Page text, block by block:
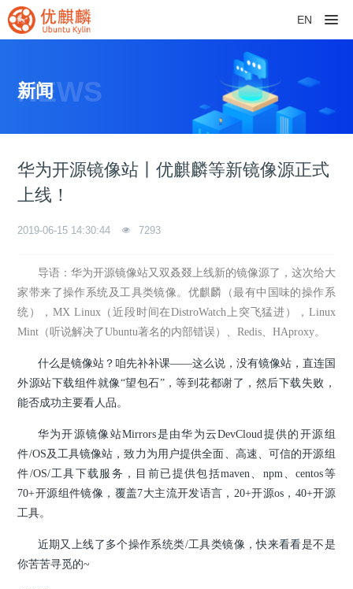
EN
NEWS
新闻
华为开源镜像站丨优麒麟等新镜像源正式
上线！
2019-06-15 14:30:44 7293
导语：华为开源镜像站又双叒叕上线新的镜像源了，这次给大
家带来了操作系统及工具类镜像。优麒麟（最有中国味的操作系
统），MX Linux（近段时间在DistroWatch上突飞猛进），Linux
Mint（听说解决了Ubuntu著名的内部错误）、Redis、HAproxy。
什么是镜像站？咱先补补课——这么说，没有镜像站，直连国
外源站下载组件就像“望包石”，等到花都谢了，然后下载失败，
能否成功主要看人品。
华为开源镜像站Mirrors是由华为云DevCloud提供的开源组
件/OS及工具镜像站，致力为用户提供全面、高速、可信的开源组
件/OS/工具下载服务，目前已提供包括maven、npm、centos等
70+开源组件镜像，覆盖7大主流开发语言，20+开源os，40+开源
工具。
近期又上线了多个操作系统类/工具类镜像，快来看看是不是
你苦苦寻觅的~